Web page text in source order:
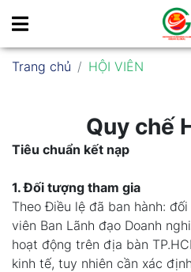
Trang chủ HỘI VIÊN
Quy chế
Tiêu chuẩn kết nạp
1. Đối tượng tham gia
Theo Điều lệ đã ban hành:
viên Ban Lãnh đạo Doanh
hoạt động trên địa bàn
kinh tế, tuy nhiên cần xác